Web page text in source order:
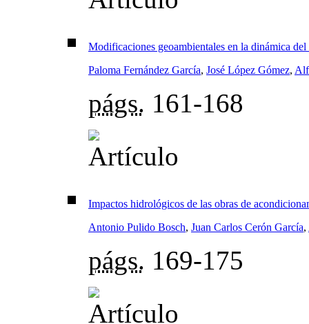
Modificaciones geoambientales en la dinámica
Paloma Fernández García, José López Gómez,
págs. 161-168
Impactos hidrológicos de las obras de
Antonio Pulido Bosch, Juan Carlos Cerón García,
págs. 169-175